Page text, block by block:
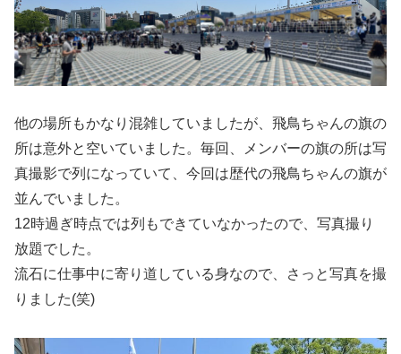
他の場所もかなり混雑していましたが、飛鳥ちゃんの旗の
所は意外と空いていました。毎回、メンバーの旗の所は写
真撮影で列になっていて、今回は歴代の飛鳥ちゃんの旗が
並んでいました。
12時過ぎ時点では列もできていなかったので、写真撮り
放題でした。
流石に仕事中に寄り道している身なので、さっと写真を撮
りました(笑)